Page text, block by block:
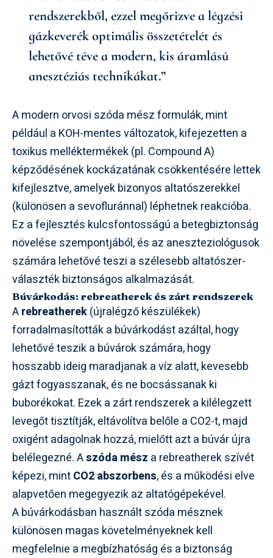
rendszerekből, ezzel megőrizve a légzési
gázkeverék optimális összetételét és
lehetővé téve a modern, kis áramlású
anesztéziás technikákat.”
A modern orvosi szóda mész formulák, mint
például a KOH-mentes változatok, kifejezetten a
toxikus melléktermékek (pl. Compound A)
képződésének kockázatának csökkentésére lettek
kifejlesztve, amelyek bizonyos altatószerekkel
(különösen a sevofluránnal) léphetnek reakcióba.
Ez a fejlesztés kulcsfontosságú a betegbiztonság
növelése szempontjából, és az aneszteziológusok
számára lehetővé teszi a szélesebb altatószer-
választék biztonságos alkalmazását.
Búvárkodás: rebreatherek és zárt rendszerek
Arebreatherek(újralégző készülékek)
forradalmasították a búvárkodást azáltal, hogy
lehetővé teszik a búvárok számára, hogy
hosszabb ideig maradjanak a víz alatt, kevesebb
gázt fogyasszanak, és ne bocsássanak ki
buborékokat. Ezek a zárt rendszerek a kilélegzett
levegőt tisztítják, eltávolítva belőle a CO2-t, majd
oxigént adagolnak hozzá, mielőtt azt a búvár újra
belélegezné. Aszóda mész a rebreatherek szívét
képezi, mintCO2 abszorbens, és a működési elve
alapvetően megegyezik az altatógépekével.
A búvárkodásban használt szóda mésznek
különösen magas követelményeknek kell
megfelelnie a megbízhatóság és a biztonság